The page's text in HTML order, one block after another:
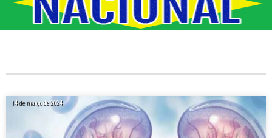
14 de março de 2024